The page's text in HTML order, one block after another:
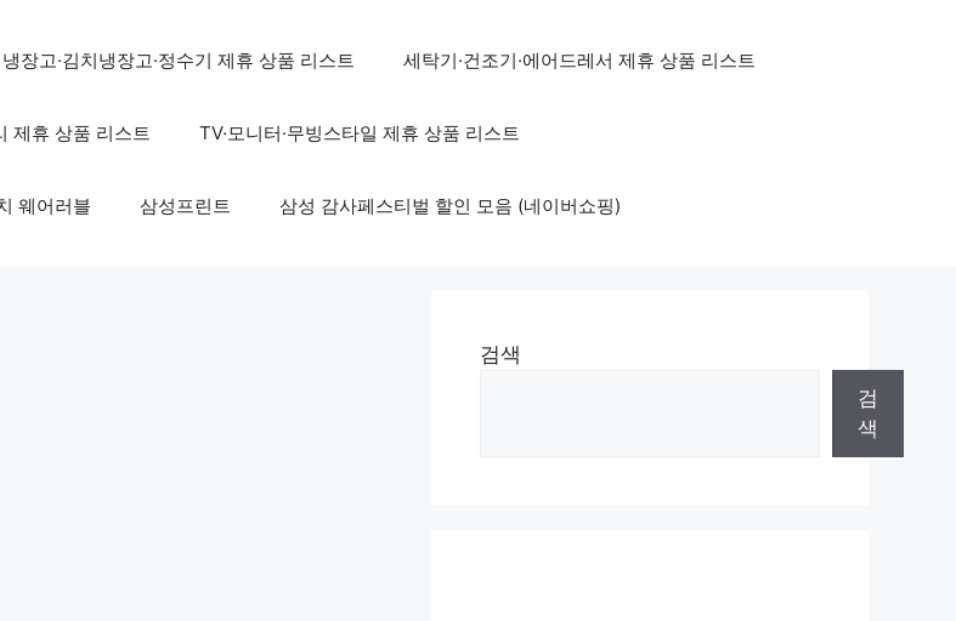
냉장고·김치냉장고·정수기 제휴 상품 리스트 세탁기·건조기·에어드레서 제휴 상품 리스트
제휴 상품 리스트 TV·모니터·무빙스타일 제휴 상품 리스트
웨어러블 삼성프린트 삼성 감사페스티벌 할인 모음 (네이버쇼핑)
검색
검
색